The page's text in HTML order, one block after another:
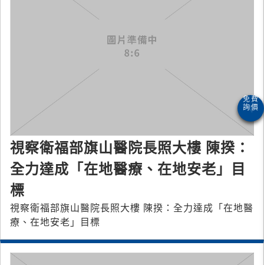
視察衛福部旗山醫院長照大樓 陳揆：
全力達成「在地醫療、在地安老」目
標
視察衛福部旗山醫院長照大樓 陳揆：全力達成「在地醫
療、在地安老」目標